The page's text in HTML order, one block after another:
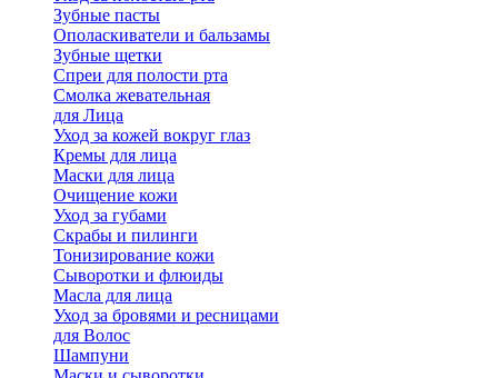
Зубные пасты
Ополаскиватели и бальзамы
Зубные щетки
Спреи для полости рта
Смолка жевательная
для Лица
Уход за кожей вокруг глаз
Кремы для лица
Маски для лица
Очищение кожи
Уход за губами
Скрабы и пилинги
Тонизирование кожи
Сыворотки и флюиды
Масла для лица
Уход за бровями и ресницами
для Волос
Шампуни